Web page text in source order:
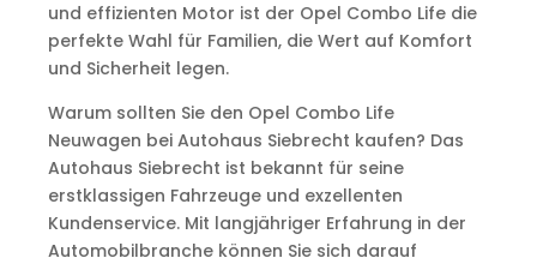
und effizienten Motor ist der Opel Combo Life die
perfekte Wahl für Familien, die Wert auf Komfort
und Sicherheit legen.
Warum sollten Sie den Opel Combo Life
Neuwagen bei Autohaus Siebrecht kaufen? Das
Autohaus Siebrecht ist bekannt für seine
erstklassigen Fahrzeuge und exzellenten
Kundenservice. Mit langjähriger Erfahrung in der
Automobilbranche können Sie sich darauf